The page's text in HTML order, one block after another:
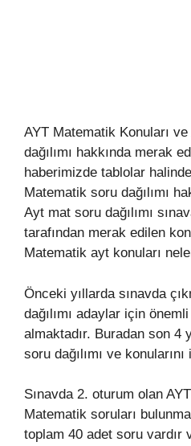
AYT Matematik Konuları
dağılımı hakkında merak
haberimizde tablolar
Matematik soru dağılımı
Ayt mat soru dağılımı
tarafından merak edilen
Matematik ayt konuları
Önceki yıllarda sınavda
dağılımı adaylar için
almaktadır. Buradan son 4
soru dağılımı ve
Sınavda 2. oturum olan
Matematik soruları
toplam 40 adet soru vardır